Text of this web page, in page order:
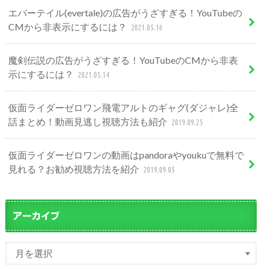
エバーテイル(evertale)の広告がうざすぎる！YouTubeの
CMから非表示にするには？
2021.05.16
魔剣伝説の広告がうざすぎる！YouTubeのCMから非表
示にするには？
2021.05.14
仮面ライダーゼロワン飛電アルトのギャグ(ダジャレ)全
話まとめ！動画見逃し視聴方法も紹介 2019.09.25
仮面ライダーゼロワンの動画はpandoraやyoukuで無料で
見れる？お勧め視聴方法を紹介 2019.09.05
アーカイブ